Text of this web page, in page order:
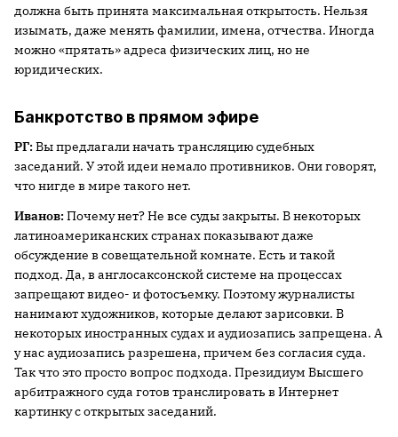
должна быть принята максимальная открытость. Нельзя
изымать, даже менять фамилии, имена, отчества. Иногда
можно «прятать» адреса физических лиц, но не
юридических.
Банкротство в прямом эфире
РГ:Вы предлагали начать трансляцию судебных
заседаний. У этой идеи немало противников. Они говорят,
что нигде в мире такого нет.
Иванов:Почему нет? Не все суды закрыты. В некоторых
латиноамериканских странах показывают даже
обсуждение в совещательной комнате. Есть и такой
подход. Да, в англосаксонской системе на процессах
запрещают видео- и фотосъемку. Поэтому журналисты
нанимают художников, которые делают зарисовки. В
некоторых иностранных судах и аудиозапись запрещена. А
у нас аудиозапись разрешена, причем без согласия суда.
Так что это просто вопрос подхода. Президиум Высшего
арбитражного суда готов транслировать в Интернет
картинку с открытых заседаний.